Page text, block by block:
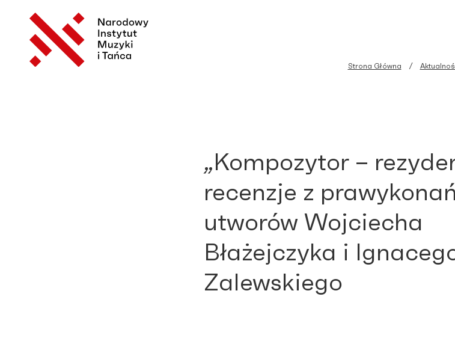
Strona Główna
„Kompozytor –
recenzje z prawykonań
utworów Wojciecha
Błażejczyka i
Zalewskiego